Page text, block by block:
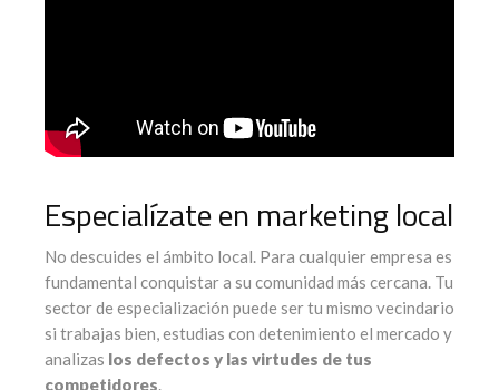
Especialízate en marketing local
No descuides el ámbito local. Para cualquier empresa es
fundamental conquistar a su comunidad más cercana. Tu
sector de especialización puede ser tu mismo vecindario
si trabajas bien, estudias con detenimiento el mercado y
analizas los defectos y las virtudes de tus
competidores.